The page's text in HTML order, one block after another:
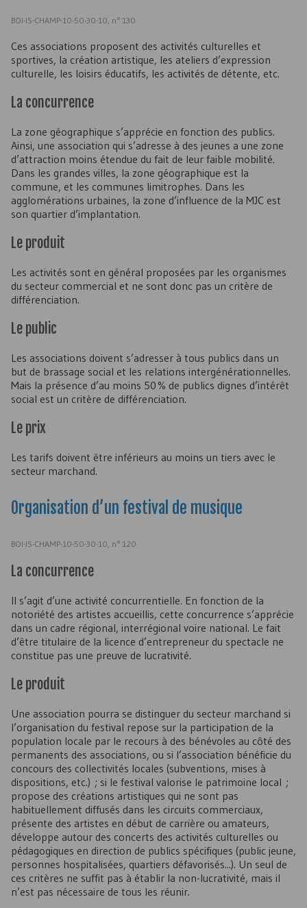
BOI-IS-CHAMP-10-50-30-10, n° 130
Ces associations proposent des activités culturelles et
sportives, la création artistique, les ateliers d’expression
culturelle, les loisirs éducatifs, les activités de détente, etc.
La concurrence
La zone géographique s’apprécie en fonction des publics.
Ainsi, une association qui s’adresse à des jeunes a une zone
d’attraction moins étendue du fait de leur faible mobilité.
Dans les grandes villes, la zone géographique est la
commune, et les communes limitrophes. Dans les
agglomérations urbaines, la zone d’influence de la MJC est
son quartier d’implantation.
Le produit
Les activités sont en général proposées par les organismes
du secteur commercial et ne sont donc pas un critère de
différenciation.
Le public
Les associations doivent s’adresser à tous publics dans un
but de brassage social et les relations intergénérationnelles.
Mais la présence d’au moins 50 % de publics dignes d’intérêt
social est un critère de différenciation.
Le prix
Les tarifs doivent être inférieurs au moins un tiers avec le
secteur marchand.
Organisation d’un festival de musique
BOI-IS-CHAMP-10-50-30-10, n° 120
La concurrence
Il s’agit d’une activité concurrentielle. En fonction de la
notoriété des artistes accueillis, cette concurrence s’apprécie
dans un cadre régional, interrégional voire national. Le fait
d’être titulaire de la licence d’entrepreneur du spectacle ne
constitue pas une preuve de lucrativité.
Le produit
Une association pourra se distinguer du secteur marchand si
l’organisation du festival repose sur la participation de la
population locale par le recours à des bénévoles au côté des
permanents des associations, ou si l’association bénéficie du
concours des collectivités locales (subventions, mises à
dispositions, etc.) ; si le festival valorise le patrimoine local ;
propose des créations artistiques qui ne sont pas
habituellement diffusés dans les circuits commerciaux,
présente des artistes en début de carrière ou amateurs,
développe autour des concerts des activités culturelles ou
pédagogiques en direction de publics spécifiques (public jeune,
personnes hospitalisées, quartiers défavorisés...). Un seul de
ces critères ne suffit pas à établir la non-lucrativité, mais il
n’est pas nécessaire de tous les réunir.